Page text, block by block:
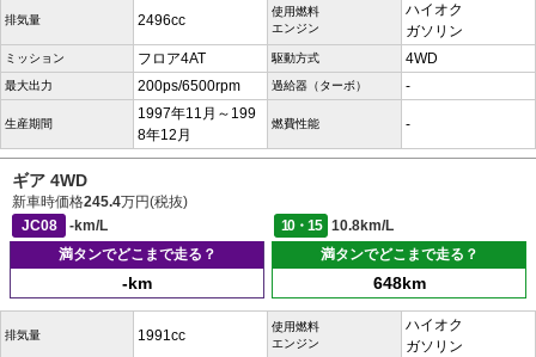
排気量 2496cc
使用燃料
エンジン
ハイオク
ガソリン
ミッション フロア4AT 駆動方式 4WD
最大出力 200ps/6500rpm 過給器（ターボ） -
生産期間
1997年11月～199
8年12月
燃費性能 -
ギア 4WD
新車時価格245.4万円(税抜)
JC08
-km/L 10・15
10.8km/L
満タンでどこまで走る？
-km
満タンでどこまで走る？
648km
排気量 1991cc
使用燃料
エンジン
ハイオク
ガソリン